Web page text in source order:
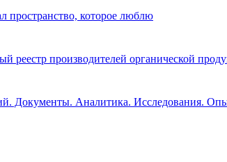
пространство, которое люблю
реестр производителей органической
Документы. Аналитика. Исследования.